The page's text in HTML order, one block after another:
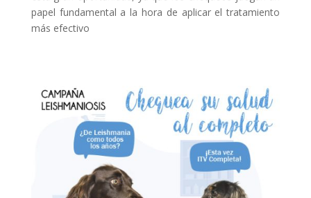
papel fundamental a la hora de aplicar el tratamiento
más efectivo